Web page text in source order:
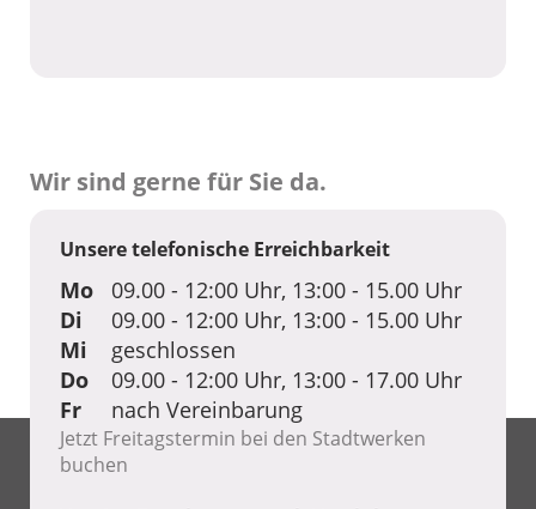
ellen - NS
Nr. 4c - Anzahl der
Netzanschlüsse, die länger
als drei Monate und länger
als sechs Monate ab dem
Erhalt des
Netzanschlussbegehrens
nicht durchgeführt
wurden
31.12.20
25
Netzanschlü
Anzahl
Wir sind gerne für Sie da.
Unsere telefonische Erreichbarkeit
Mo
09.00 - 12:00 Uhr, 13:00 - 15.00 Uhr
Di
09.00 - 12:00 Uhr, 13:00 - 15.00 Uhr
Mi
geschlossen
Do
09.00 - 12:00 Uhr, 13:00 - 17.00 Uhr
Fr
nach Vereinbarung
Jetzt Freitagstermin bei den Stadtwerken
buchen